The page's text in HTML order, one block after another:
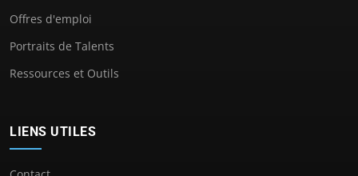
Offres d'emploi
Portraits de Talents
Ressources et Outils
LIENS UTILES